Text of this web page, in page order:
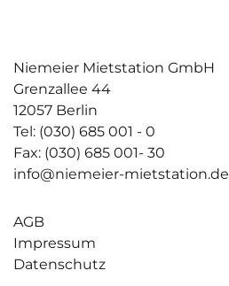
Niemeier Mietstation GmbH
Grenzallee 44
12057 Berlin
Tel: (030) 685 001 - 0
Fax: (030) 685 001- 30
info@niemeier-mietstation.de
AGB
Impressum
Datenschutz